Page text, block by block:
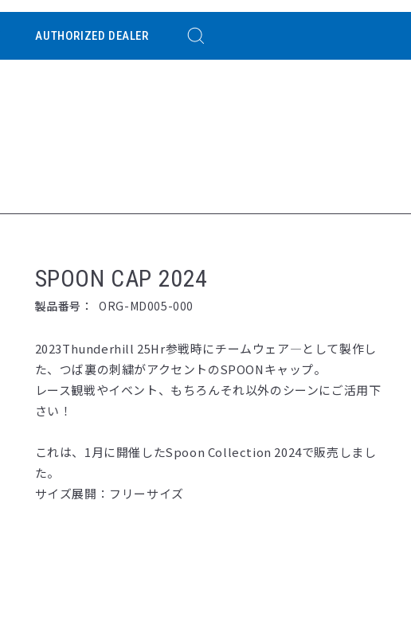
AUTHORIZED DEALER
SPOON CAP 2024
製品番号： ORG-MD005-000
2023Thunderhill 25Hr参戦時にチームウェア―として製作し
た、つば裏の刺繍がアクセントのSPOONキャップ。
レース観戦やイベント、もちろんそれ以外のシーンにご活用下
さい！
これは、1月に開催したSpoon Collection 2024で販売しまし
た。
サイズ展開：フリーサイズ